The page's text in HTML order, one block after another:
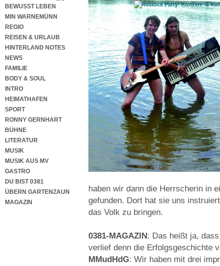
BEWUSST LEBEN
MIN WARNEMÜNN
REGIO
REISEN & URLAUB
HINTERLAND NOTES
NEWS
FAMILIE
BODY & SOUL
INTRO
HEIMATHAFEN
SPORT
RONNY GERNHART
BÜHNE
LITERATUR
MUSIK
MUSIK AUS MV
GASTRO
DU BIST 0381
ÜBERN GARTENZAUN
MAGAZIN
haben wir dann die Herrscherin in
gefunden. Dort hat sie uns
das Volk zu bringen.
0381-MAGAZIN: Das heißt ja,
verlief denn die Erfolgsgeschichte
MMudHdG: Wir haben mit drei